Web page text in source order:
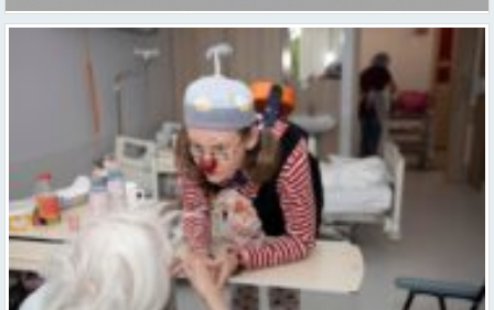
Ar smaidu un profesionālu sirdsiltumu: Dakteri Klauni uzsāk darbu
ar senioriem Vidzemes slimnīcā